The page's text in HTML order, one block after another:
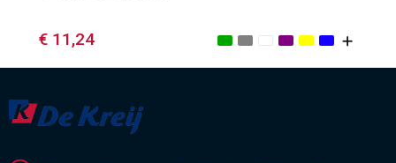
€ 11,24
Minimale afname: 1